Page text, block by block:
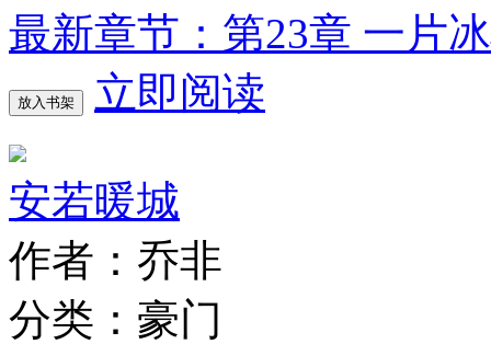
最新章节：第23章 一片
放入书架 立即阅读
安若暖城
作者：乔非
分类：豪门